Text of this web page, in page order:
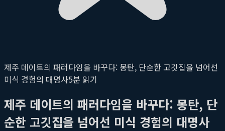
제주 데이트의 패러다임을 바꾸다: 몽탄, 단순한 고깃집을 넘어선
미식 경험의 대명사5분 읽기
제주 데이트의 패러다임을 바꾸다: 몽탄, 단
순한 고깃집을 넘어선 미식 경험의 대명사